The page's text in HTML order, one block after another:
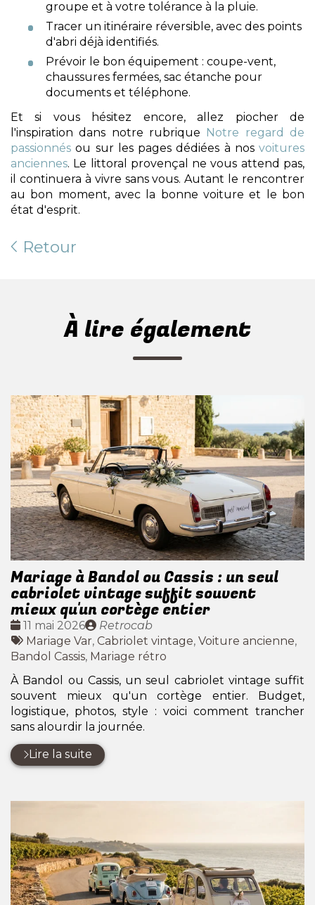
groupe et à votre tolérance à la pluie.
Tracer un itinéraire réversible, avec des points
d'abri déjà identifiés.
Prévoir le bon équipement : coupe-vent,
chaussures fermées, sac étanche pour
documents et téléphone.
Et si vous hésitez encore, allez piocher de
l'inspiration dans notre rubrique Notre regard de
passionnés ou sur les pages dédiées à nos voitures
anciennes. Le littoral provençal ne vous attend pas,
il continuera à vivre sans vous. Autant le rencontrer
au bon moment, avec la bonne voiture et le bon
état d'esprit.
Retour
À lire également
Mariage à Bandol ou Cassis : un seul
cabriolet vintage suffit souvent
mieux qu'un cortège entier
Date
:
11 mai 2026
Publié
par
Retrocab
Tags
:
Mariage Var, Cabriolet vintage, Voiture ancienne,
Bandol Cassis, Mariage rétro
À Bandol ou Cassis, un seul cabriolet vintage suffit
souvent mieux qu'un cortège entier. Budget,
logistique, photos, style : voici comment trancher
sans alourdir la journée.
Lire la suite